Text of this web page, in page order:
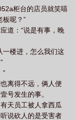
膛扒皮；她学会了
接触最前线；她闹
几百种中药和方
好；她学会写论
。但前辈们还是
容易毕业了，她这个
，半成品有另一个
念青春的放飞之
。
柜台的店员就笑嘻
板呢？”
道：“说是有事，晚
一楼进，怎么我们这
”
离得不远，俩人便
号发生的事。
天员工被人拿西瓜
说砍人的是受害者